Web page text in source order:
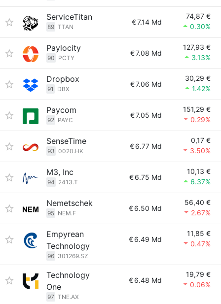
ServiceTitan
89 TTAN
€7.14 Md
74,87 €
0.30%
Paylocity
90 PCTY
€7.08 Md
127,93 €
3.13%
Dropbox
91 DBX
€7.06 Md
30,29 €
1.42%
Paycom
92 PAYC
€7.05 Md
151,29 €
0.29%
SenseTime
93 0020.HK
€6.77 Md
0,17 €
3.50%
M3, Inc
94 2413.T
€6.75 Md
10,13 €
6.37%
Nemetschek
95 NEM.F
€6.50 Md
56,40 €
2.67%
Empyrean
Technology
96 301269.SZ
€6.49 Md
11,85 €
0.47%
Technology
One
97 TNE.AX
€6.48 Md
19,79 €
0.06%